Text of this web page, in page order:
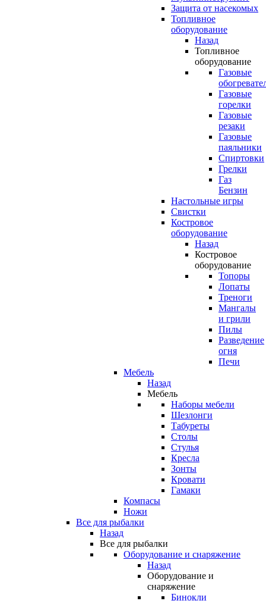
Защита от насекомых
Топливное
оборудование
Назад
Топливное
оборудование
Газовые
Газовые
горелки
Газовые
резаки
Газовые
паяльники
Спиртовки
Грелки
Газ
Бензин
Настольные игры
Свистки
Костровое
оборудование
Назад
Костровое
оборудование
Топоры
Лопаты
Треноги
Мангалы
и грили
Пилы
Разведение
огня
Печи
Мебель
Назад
Мебель
Наборы мебели
Шезлонги
Табуреты
Столы
Стулья
Кресла
Зонты
Кровати
Гамаки
Компасы
Ножи
Все для рыбалки
Назад
Все для рыбалки
Оборудование и снаряжение
Назад
Оборудование и
снаряжение
Бинокли